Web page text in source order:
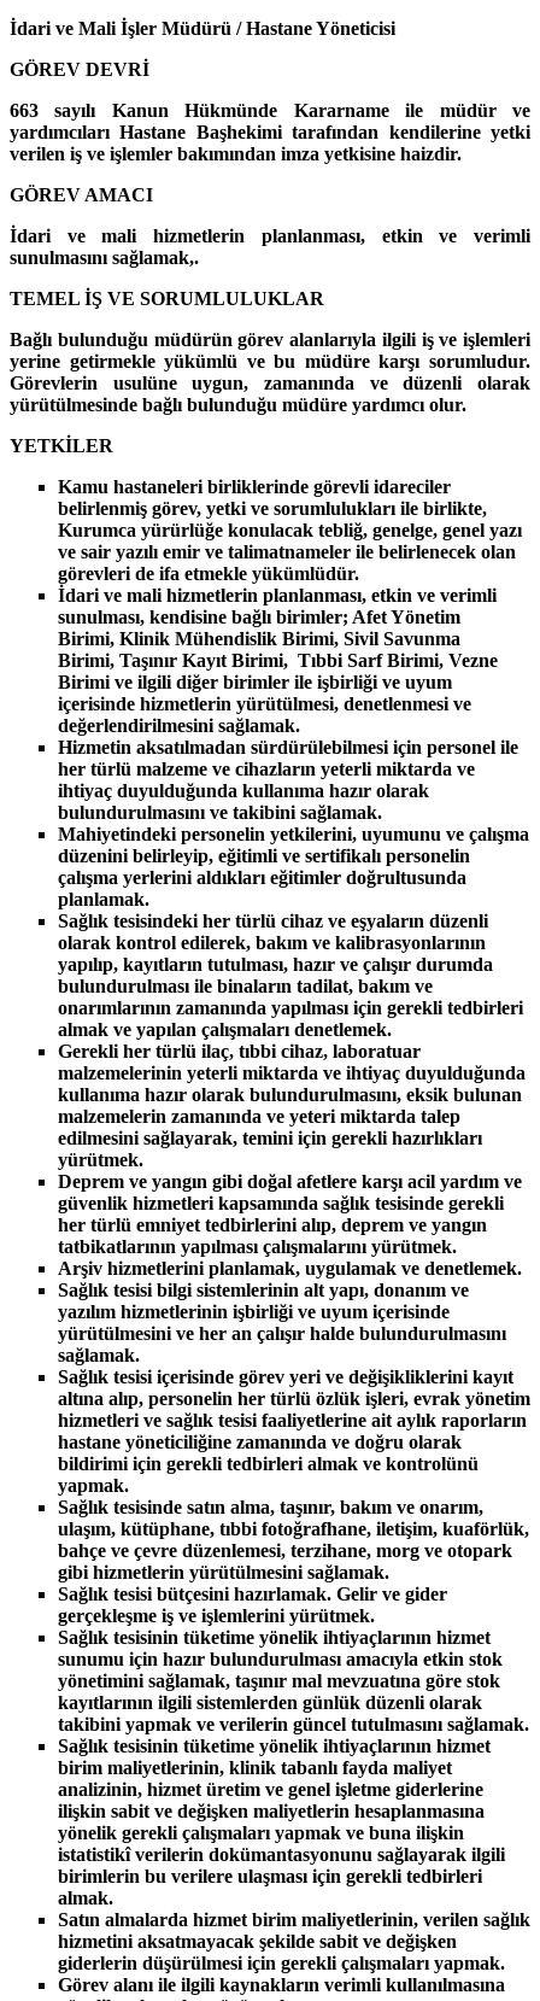
İdari ve Mali İşler Müdürü / Hastane Yöneticisi
GÖREV DEVRİ
663 sayılı Kanun Hükmünde Kararname ile müdür ve
yardımcıları Hastane Başhekimi tarafından kendilerine yetki
verilen iş ve işlemler bakımından imza yetkisine haizdir.
GÖREV AMACI
İdari ve mali hizmetlerin planlanması, etkin ve verimli
sunulmasını sağlamak,.
TEMEL İŞ VE SORUMLULUKLAR
Bağlı bulunduğu müdürün görev alanlarıyla ilgili iş ve işlemleri
yerine getirmekle yükümlü ve bu müdüre karşı sorumludur.
Görevlerin usulüne uygun, zamanında ve düzenli olarak
yürütülmesinde bağlı bulunduğu müdüre yardımcı olur.
YETKİLER
Kamu hastaneleri birliklerinde görevli idareciler
belirlenmiş görev, yetki ve sorumlulukları ile birlikte,
Kurumca yürürlüğe konulacak tebliğ, genelge, genel yazı
ve sair yazılı emir ve talimatnameler ile belirlenecek olan
görevleri de ifa etmekle yükümlüdür.
İdari ve mali hizmetlerin planlanması, etkin ve verimli
sunulması, kendisine bağlı birimler; Afet Yönetim
Birimi, Klinik Mühendislik Birimi, Sivil Savunma
Birimi, Taşınır Kayıt Birimi, Tıbbi Sarf Birimi, Vezne
Birimi ve ilgili diğer birimler ile işbirliği ve uyum
içerisinde hizmetlerin yürütülmesi, denetlenmesi ve
değerlendirilmesini sağlamak.
Hizmetin aksatılmadan sürdürülebilmesi için personel ile
her türlü malzeme ve cihazların yeterli miktarda ve
ihtiyaç duyulduğunda kullanıma hazır olarak
bulundurulmasını ve takibini sağlamak.
Mahiyetindeki personelin yetkilerini, uyumunu ve çalışma
düzenini belirleyip, eğitimli ve sertifikalı personelin
çalışma yerlerini aldıkları eğitimler doğrultusunda
planlamak.
Sağlık tesisindeki her türlü cihaz ve eşyaların düzenli
olarak kontrol edilerek, bakım ve kalibrasyonlarının
yapılıp, kayıtların tutulması, hazır ve çalışır durumda
bulundurulması ile binaların tadilat, bakım ve
onarımlarının zamanında yapılması için gerekli tedbirleri
almak ve yapılan çalışmaları denetlemek.
Gerekli her türlü ilaç, tıbbi cihaz, laboratuar
malzemelerinin yeterli miktarda ve ihtiyaç duyulduğunda
kullanıma hazır olarak bulundurulmasını, eksik bulunan
malzemelerin zamanında ve yeteri miktarda talep
edilmesini sağlayarak, temini için gerekli hazırlıkları
yürütmek.
Deprem ve yangın gibi doğal afetlere karşı acil yardım ve
güvenlik hizmetleri kapsamında sağlık tesisinde gerekli
her türlü emniyet tedbirlerini alıp, deprem ve yangın
tatbikatlarının yapılması çalışmalarını yürütmek.
Arşiv hizmetlerini planlamak, uygulamak ve denetlemek.
Sağlık tesisi bilgi sistemlerinin alt yapı, donanım ve
yazılım hizmetlerinin işbirliği ve uyum içerisinde
yürütülmesini ve her an çalışır halde bulundurulmasını
sağlamak.
Sağlık tesisi içerisinde görev yeri ve değişikliklerini kayıt
altına alıp, personelin her türlü özlük işleri, evrak yönetim
hizmetleri ve sağlık tesisi faaliyetlerine ait aylık raporların
hastane yöneticiliğine zamanında ve doğru olarak
bildirimi için gerekli tedbirleri almak ve kontrolünü
yapmak.
Sağlık tesisinde satın alma, taşınır, bakım ve onarım,
ulaşım, kütüphane, tıbbi fotoğrafhane, iletişim, kuaförlük,
bahçe ve çevre düzenlemesi, terzihane, morg ve otopark
gibi hizmetlerin yürütülmesini sağlamak.
Sağlık tesisi bütçesini hazırlamak. Gelir ve gider
gerçekleşme iş ve işlemlerini yürütmek.
Sağlık tesisinin tüketime yönelik ihtiyaçlarının hizmet
sunumu için hazır bulundurulması amacıyla etkin stok
yönetimini sağlamak, taşınır mal mevzuatına göre stok
kayıtlarının ilgili sistemlerden günlük düzenli olarak
takibini yapmak ve verilerin güncel tutulmasını sağlamak.
Sağlık tesisinin tüketime yönelik ihtiyaçlarının hizmet
birim maliyetlerinin, klinik tabanlı fayda maliyet
analizinin, hizmet üretim ve genel işletme giderlerine
ilişkin sabit ve değişken maliyetlerin hesaplanmasına
yönelik gerekli çalışmaları yapmak ve buna ilişkin
istatistikî verilerin dokümantasyonunu sağlayarak ilgili
birimlerin bu verilere ulaşması için gerekli tedbirleri
almak.
Satın almalarda hizmet birim maliyetlerinin, verilen sağlık
hizmetini aksatmayacak şekilde sabit ve değişken
giderlerin düşürülmesi için gerekli çalışmaları yapmak.
Görev alanı ile ilgili kaynakların verimli kullanılmasına